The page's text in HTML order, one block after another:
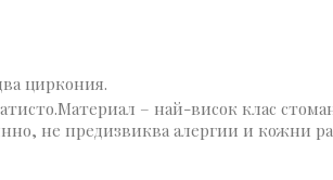
циркония.
– най-висок клас
не предизвиква алергии и кожни